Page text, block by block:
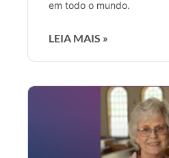
em todo o mundo.
LEIA MAIS »